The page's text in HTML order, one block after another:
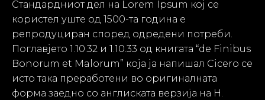
Стандардниот дел на Lorem Ipsum кој се
користел уште од 1500-та година е
репродуциран според одредени потреби.
Поглавјето 1.10.32 и 1.10.33 од книгата “de Finibus
Bonorum et Malorum” која ја напишал Cicerо се
исто така преработени во оригиналната
форма заедно со англиската верзија на H.